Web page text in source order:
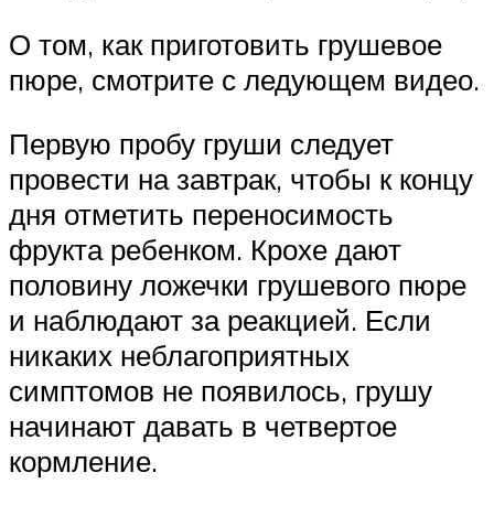
О том, как приготовить грушевое
пюре, смотрите с ледующем видео.
Первую пробу груши следует
провести на завтрак, чтобы к концу
дня отметить переносимость
фрукта ребенком. Крохе дают
половину ложечки грушевого пюре
и наблюдают за реакцией. Если
никаких неблагоприятных
симптомов не появилось, грушу
начинают давать в четвертое
кормление.